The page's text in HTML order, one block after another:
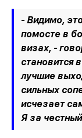
- Видимо,
помосте в
визах, -
становится
лучшие
сильных
исчезает
Я за